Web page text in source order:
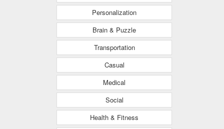
Personalization
Brain & Puzzle
Transportation
Casual
Medical
Social
Health & Fitness